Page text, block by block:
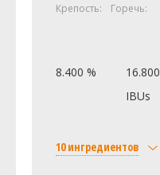
Крепость: Горечь:
8.400 %
16.800
IBUs
10 ингредиентов